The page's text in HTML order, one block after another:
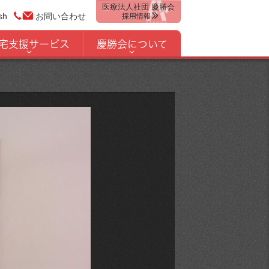
お問い合わせ
医療法人社団 慶勝会
採用情報
支援サービス 慶勝会について